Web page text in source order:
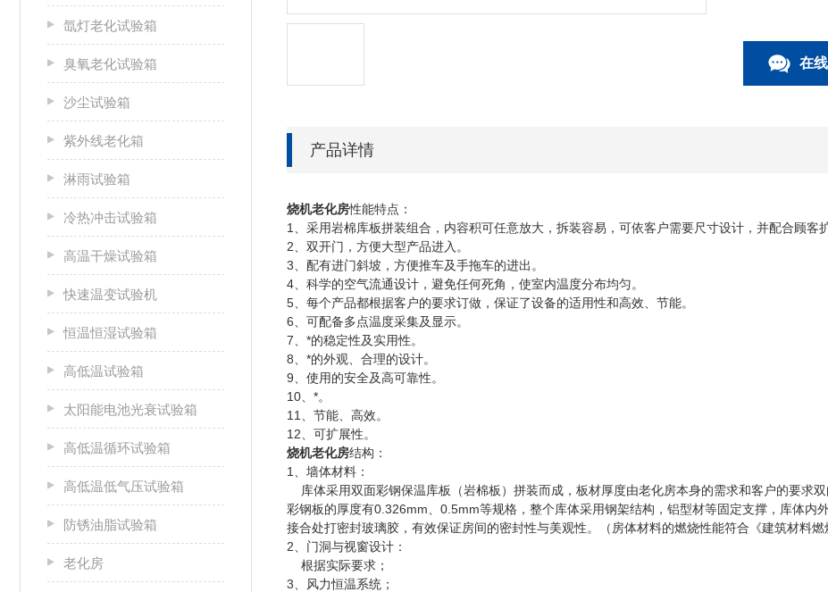
氙灯老化试验箱
臭氧老化试验箱
沙尘试验箱
紫外线老化箱
淋雨试验箱
冷热冲击试验箱
高温干燥试验箱
快速温变试验机
恒温恒湿试验箱
高低温试验箱
太阳能电池光衰试验箱
高低温循环试验箱
高低温低气压试验箱
防锈油脂试验箱
老化房
在
产品详情
烧机老化房性能特点：
1、采用岩棉库板拼装组合，内容积可任意放大，拆装容易，可依客户需要尺寸设计，并配合顾客
2、双开门，方便大型产品进入。
3、配有进门斜坡，方便推车及手拖车的进出。
4、科学的空气流通设计，避免任何死角，使室内温度分布均匀。
5、每个产品都根据客户的要求订做，保证了设备的适用性和高效、节能。
6、可配备多点温度采集及显示。
7、*的稳定性及实用性。
8、*的外观、合理的设计。
9、使用的安全及高可靠性。
10、*。
11、节能、高效。
12、可扩展性。
烧机老化房结构：
1、墙体材料：
库体采用双面彩钢保温库板（岩棉板）拼装而成，板材厚度由老化房本身的需求和客户的要求
彩钢板的厚度有0.326mm、0.5mm等规格，整个库体采用钢架结构，铝型材等固定支撑，库体内
接合处打密封玻璃胶，有效保证房间的密封性与美观性。（房体材料的燃烧性能符合《建筑材料
2、门洞与视窗设计：
根据实际要求；
3、风力恒温系统；